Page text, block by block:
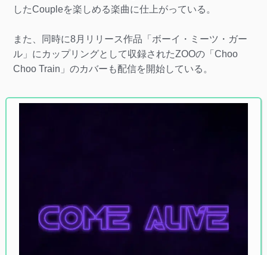
したCoupleを楽しめる楽曲に仕上がっている。
また、同時に8月リリース作品「ボーイ・ミーツ・ガー
ル」にカップリングとして収録されたZOOの「Choo
Choo Train」のカバーも配信を開始している。